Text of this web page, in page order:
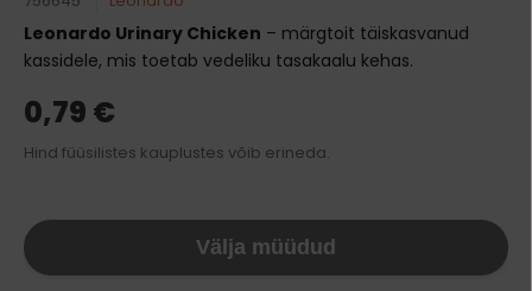
Leonardo Urinary Chicken – märgtoit täiskasvanud
kassidele, mis toetab vedeliku tasakaalu kehas.
0,79 €
Hind füüsilistes kauplustes võib erineda.
Välja müüdud